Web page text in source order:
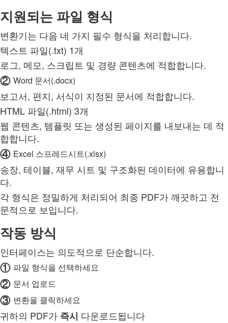
지원되는 파일 형식
변환기는 다음 네 가지 필수 형식을 처리합니다.
텍스트 파일(.txt) 1개
로그, 메모, 스크립트 및 경량 콘텐츠에 적합합니다.
② Word 문서(.docx)
보고서, 편지, 서식이 지정된 문서에 적합합니다.
HTML 파일(.html) 3개
웹 콘텐츠, 템플릿 또는 생성된 페이지를 내보내는 데 적
합합니다.
④ Excel 스프레드시트(.xlsx)
송장, 테이블, 재무 시트 및 구조화된 데이터에 유용합니
다.
각 형식은 정밀하게 처리되어 최종 PDF가 깨끗하고 전
문적으로 보입니다.
작동 방식
인터페이스는 의도적으로 단순합니다.
① 파일 형식을 선택하세요
② 문서 업로드
③ 변환을 클릭하세요
귀하의 PDF가 즉시 다운로드됩니다